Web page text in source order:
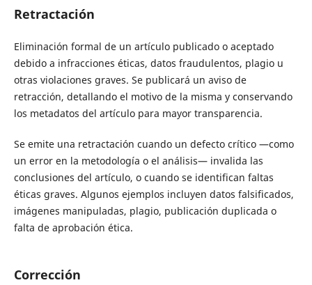
Retractación
Eliminación formal de un artículo publicado o aceptado
debido a infracciones éticas, datos fraudulentos, plagio u
otras violaciones graves. Se publicará un aviso de
retracción, detallando el motivo de la misma y conservando
los metadatos del artículo para mayor transparencia.
Se emite una retractación cuando un defecto crítico —como
un error en la metodología o el análisis— invalida las
conclusiones del artículo, o cuando se identifican faltas
éticas graves. Algunos ejemplos incluyen datos falsificados,
imágenes manipuladas, plagio, publicación duplicada o
falta de aprobación ética.
Corrección